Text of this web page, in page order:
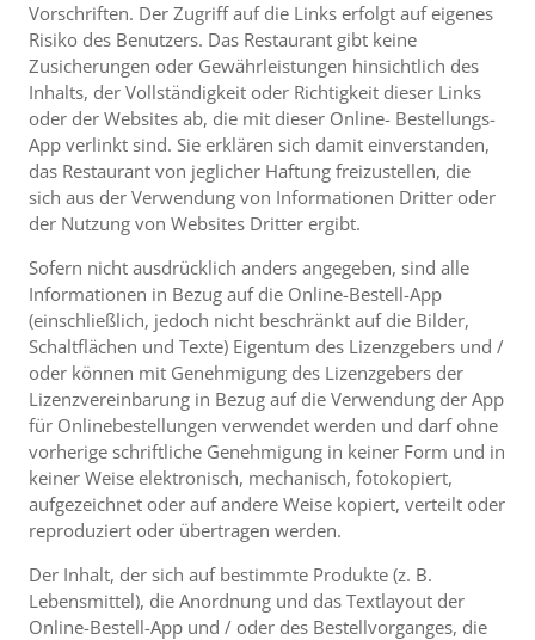
Vorschriften. Der Zugriff auf die Links erfolgt auf eigenes
Risiko des Benutzers. Das Restaurant gibt keine
Zusicherungen oder Gewährleistungen hinsichtlich des
Inhalts, der Vollständigkeit oder Richtigkeit dieser Links
oder der Websites ab, die mit dieser Online- Bestellungs-
App verlinkt sind. Sie erklären sich damit einverstanden,
das Restaurant von jeglicher Haftung freizustellen, die
sich aus der Verwendung von Informationen Dritter oder
der Nutzung von Websites Dritter ergibt.
Sofern nicht ausdrücklich anders angegeben, sind alle
Informationen in Bezug auf die Online-Bestell-App
(einschließlich, jedoch nicht beschränkt auf die Bilder,
Schaltflächen und Texte) Eigentum des Lizenzgebers und /
oder können mit Genehmigung des Lizenzgebers der
Lizenzvereinbarung in Bezug auf die Verwendung der App
für Onlinebestellungen verwendet werden und darf ohne
vorherige schriftliche Genehmigung in keiner Form und in
keiner Weise elektronisch, mechanisch, fotokopiert,
aufgezeichnet oder auf andere Weise kopiert, verteilt oder
reproduziert oder übertragen werden.
Der Inhalt, der sich auf bestimmte Produkte (z. B.
Lebensmittel), die Anordnung und das Textlayout der
Online-Bestell-App und / oder des Bestellvorganges, die